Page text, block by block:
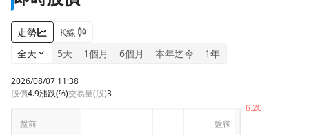
走勢
K線
全天
5天 1個月 6個月 本年迄今 1年
2026/08/07 11:38
股價4.9漲跌(%)交易量(股)3